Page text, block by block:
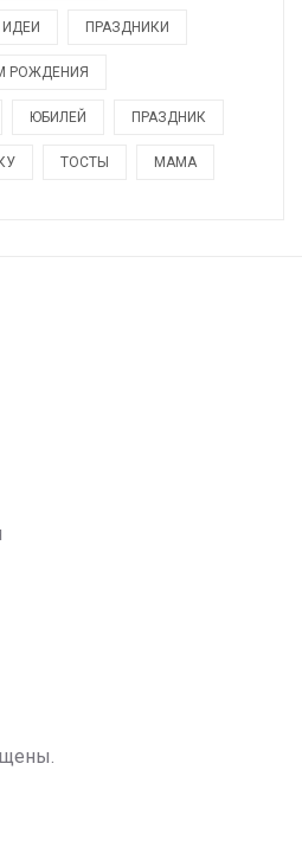
ИДЕИ ПРАЗДНИКИ
РОЖДЕНИЯ
ЮБИЛЕЙ ПРАЗДНИК
ТОСТЫ МАМА